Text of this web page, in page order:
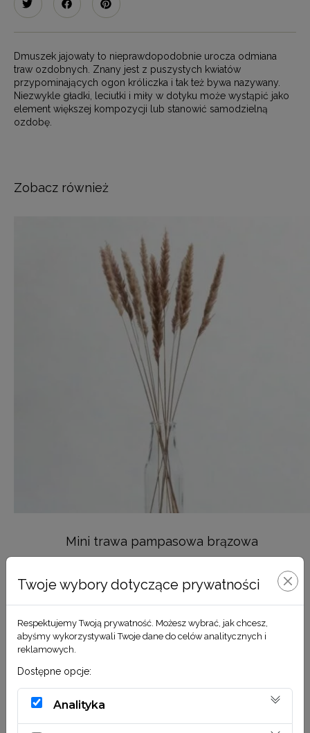
Dmuszek jajowaty to nieprawdopodobnie urocza odmiana
traw ozdobnych. Znany jest z puszystych kwiatów
przypominających ogon króliczka i tak też bywa nazywany.
Niezwykle gładki, leciutki i miły w dotyku może wystąpić jako
element większej kompozycji lub stanowić samodzielną
ozdobę.
Zobacz również
Mini trawa pampasowa brązowa
DODAJ DO KOSZYKA
Twoje wybory dotyczące prywatności
Respektujemy Twoją prywatność. Możesz wybrać, jak chcesz,
abyśmy wykorzystywali Twoje dane do celów analitycznych i
reklamowych.
Dostępne opcje:
Analityka